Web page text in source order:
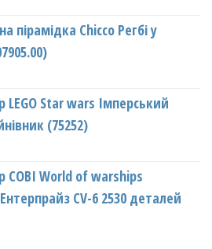
пірамідка Chicco Регбі у
LEGO Star wars Імперський
(75252)
COBI World of warships
CV-6 2530 деталей